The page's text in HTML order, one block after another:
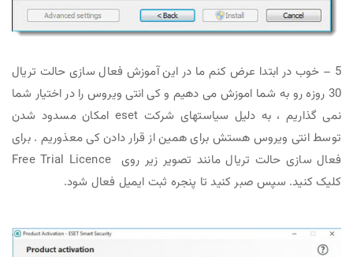
5 – خوب در ابتدا عرض کنم ما در این آموزش فعال سازی حالت تریال
30 روزه رو به شما اموزش می دهیم و کی انتی ویروس را در اختیار شما
نمی گذاریم ، به دلیل سیاستهای شرکت eset امکان مسدود شدن
توسط انتی ویروس هستش برای همین از قرار دادن کی معذوریم . برای
فعال سازی حالت تریال مانند تصویر زیر روی Free Trial Licence
کلیک کنید. سپس صبر کنید تا پنجره ثبت ایمیل فعال شود.